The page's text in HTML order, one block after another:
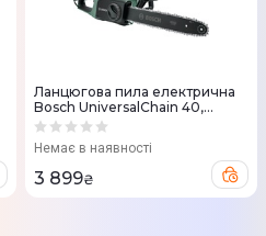
Ланцюгова пила електрична
Bosch UniversalChain 40,
1800Вт, 40см, 220, 3.6кг
Немає в наявності
3 899₴